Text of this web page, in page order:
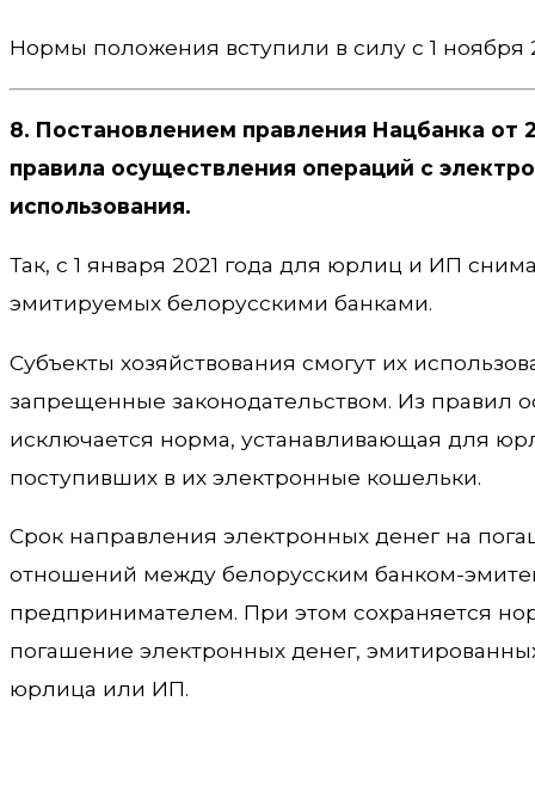
Нормы положения вступили в силу с 1 ноября
8. Постановлением правления Нацбанка от
правила осуществления операций с
использования.
Так, с 1 января 2021 года для юрлиц и ИП
эмитируемых белорусскими банками.
Субъекты хозяйствования смогут их
запрещенные законодательством. Из правил
исключается норма, устанавливающая для
поступивших в их электронные кошельки.
Срок направления электронных денег на
отношений между белорусским банком-
предпринимателем. При этом сохраняется
погашение электронных денег,
юрлица или ИП.